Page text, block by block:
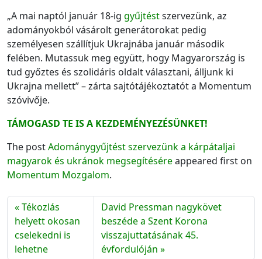
„A mai naptól január 18-ig gyűjtéstszervezünk, az
adományokból vásárolt generátorokat pedig
személyesen szállítjuk Ukrajnába január második
felében. Mutassuk meg együtt, hogy Magyarország is
tud győztes és szolidáris oldalt választani, álljunk ki
Ukrajna mellett” – zárta sajtótájékoztatót a Momentum
szóvivője.
TÁMOGASD TE IS A KEZDEMÉNYEZÉSÜNKET!
The postAdománygyűjtést szervezünk a kárpátaljai
magyarok és ukránok megsegítéséreappeared first on
Momentum Mozgalom.
Tékozlás
helyett okosan
cselekedni is
lehetne
David Pressman nagykövet
beszéde a Szent Korona
visszajuttatásának 45.
évfordulóján